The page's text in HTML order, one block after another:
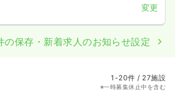
変更
の保存・新着求人のお知らせ設定
1-20件 / 27施設
※一時募集休止中を含む